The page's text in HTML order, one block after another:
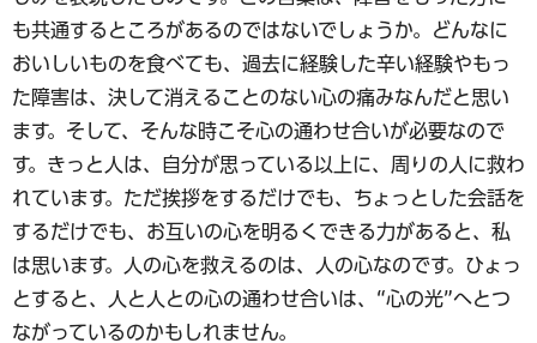
も共通するところがあるのではないでしょうか。どんなに
おいしいものを食べても、過去に経験した辛い経験やもっ
た障害は、決して消えることのない心の痛みなんだと思い
ます。そして、そんな時こそ心の通わせ合いが必要なので
す。きっと人は、自分が思っている以上に、周りの人に救わ
れています。ただ挨拶をするだけでも、ちょっとした会話を
するだけでも、お互いの心を明るくできる力があると、私
は思います。人の心を救えるのは、人の心なのです。ひょっ
とすると、人と人との心の通わせ合いは、“心の光”へとつ
ながっているのかもしれません。